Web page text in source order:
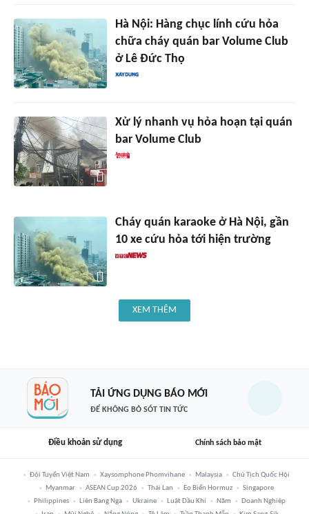
Hà Nội: Hàng chục lính cứu hỏa
chữa cháy quán bar Volume Club
ở Lê Đức Thọ
Xử lý nhanh vụ hỏa hoạn tại quán
bar Volume Club
Cháy quán karaoke ở Hà Nội, gần
10 xe cứu hỏa tới hiện trường
XEM THÊM
TẢI ỨNG DỤNG BÁO MỚI
ĐỂ KHÔNG BỎ SÓT TIN TỨC
Điều khoản sử dụng Chính sách bảo mật
Đội Tuyển Việt Nam Xaysomphone Phomvihane Malaysia
Chủ Tịch Quốc Hội
Myanmar
ASEAN Cup 2026 Thái Lan Eo Biển Hormuz
Singapore
Philippines
Liên Bang Nga Ukraine Luật Dầu Khí Năm
Doanh Nghiệp